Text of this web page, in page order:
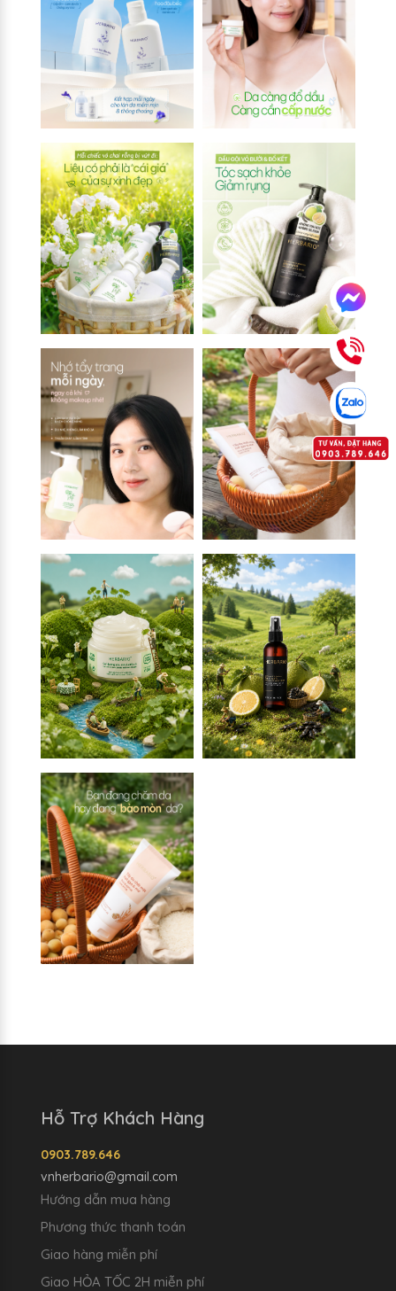
Hỗ Trợ Khách Hàng
0903.789.646
vnherbario@gmail.com
Hướng dẫn mua hàng
Phương thức thanh toán
Giao hàng miễn phí
Giao HỎA TỐC 2H miễn phí